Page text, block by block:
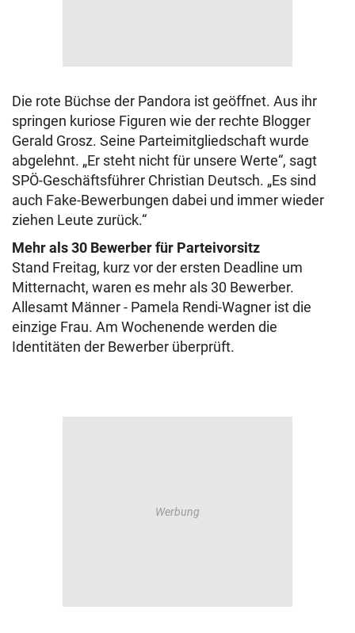
Die rote Büchse der Pandora ist geöffnet. Aus ihr
springen kuriose Figuren wie der rechte Blogger
Gerald Grosz. Seine Parteimitgliedschaft wurde
abgelehnt. „Er steht nicht für unsere Werte“, sagt
SPÖ-Geschäftsführer Christian Deutsch. „Es sind
auch Fake-Bewerbungen dabei und immer wieder
ziehen Leute zurück.“
Mehr als 30 Bewerber für Parteivorsitz
Stand Freitag, kurz vor der ersten Deadline um
Mitternacht, waren es mehr als 30 Bewerber.
Allesamt Männer - Pamela Rendi-Wagner ist die
einzige Frau. Am Wochenende werden die
Identitäten der Bewerber überprüft.